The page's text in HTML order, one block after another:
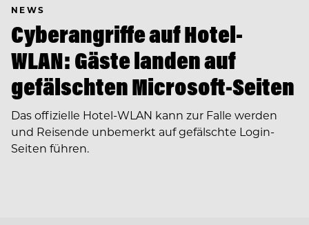
NEWS
Cyberangriffe auf Hotel-
WLAN: Gäste landen auf
gefälschten Microsoft-Seiten
Das offizielle Hotel-WLAN kann zur Falle werden
und Reisende unbemerkt auf gefälschte Login-
Seiten führen.